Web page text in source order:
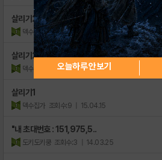
살리기2
덱수집가 조회수:11 | 15.04.15
살리기2
덱수집가 조회수:14 | 15.04.15
살리기1
덱수집가 조회수:9 | 15.04.15
"내 초대번호 : 151,975,5..
도키도키쿵 조회수:3 | 14.03.25
오늘하루 안보기